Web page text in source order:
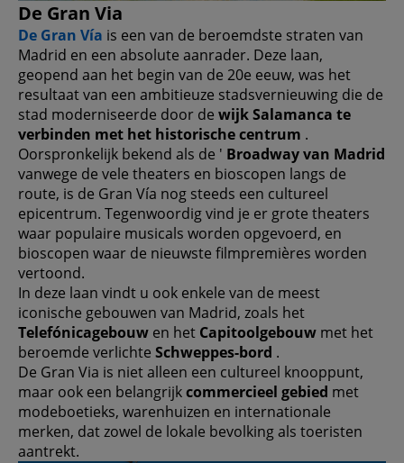
De Gran Via
De Gran Vía is een van de beroemdste straten van
Madrid en een absolute aanrader. Deze laan,
geopend aan het begin van de 20e eeuw, was het
resultaat van een ambitieuze stadsvernieuwing die de
stad moderniseerde door de wijk Salamanca te
verbinden met het historische centrum .
Oorspronkelijk bekend als de ' Broadway van Madrid
vanwege de vele theaters en bioscopen langs de
route, is de Gran Vía nog steeds een cultureel
epicentrum. Tegenwoordig vind je er grote theaters
waar populaire musicals worden opgevoerd, en
bioscopen waar de nieuwste filmpremières worden
vertoond.
In deze laan vindt u ook enkele van de meest
iconische gebouwen van Madrid, zoals het
Telefónicagebouw en het Capitoolgebouw met het
beroemde verlichte Schweppes-bord .
De Gran Via is niet alleen een cultureel knooppunt,
maar ook een belangrijkcommercieel gebied met
modeboetieks, warenhuizen en internationale
merken, dat zowel de lokale bevolking als toeristen
aantrekt.